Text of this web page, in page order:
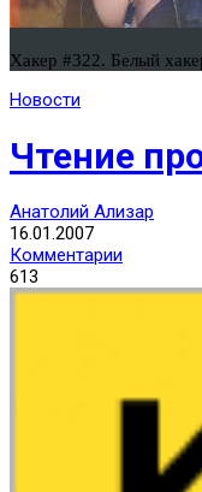
Хакер #322. Белый
Новости
Чтение
Анатолий Ализар
16.01.2007
Комментарии
613